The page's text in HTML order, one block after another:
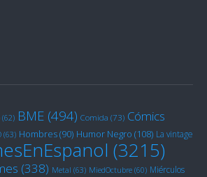
(62) BME (494) Comida (73) Cómics
(63) Hombres(90) Humor Negro (108) La vintage
(3215)
(338) Metal (63) MiedOctubre (60) Miérculos